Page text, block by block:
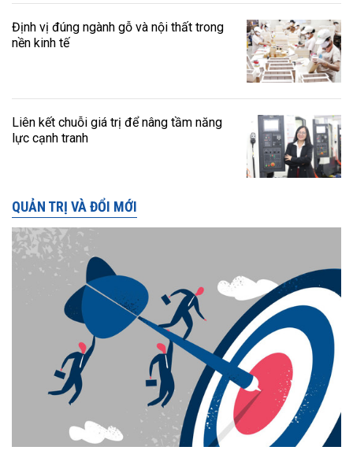
Định vị đúng ngành gỗ và nội thất trong
nền kinh tế
Liên kết chuỗi giá trị để nâng tầm năng
lực cạnh tranh
QUẢN TRỊ VÀ ĐỔI MỚI